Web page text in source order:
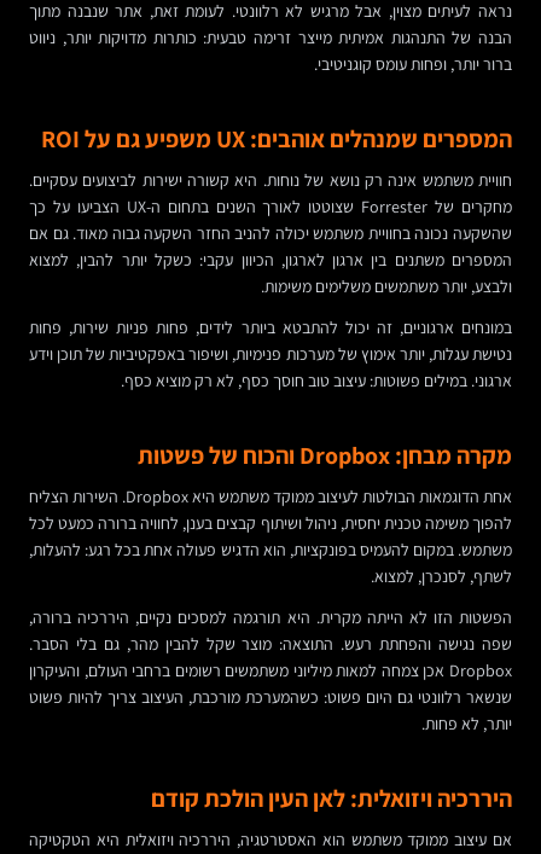
נראה לעיתים מצוין, אבל מרגיש לא רלוונטי. לעומת זאת, אתר שנבנה מתוך
הבנה של התנהגות אמיתית מייצר זרימה טבעית: כותרות מדויקות יותר, ניווט
ברור יותר, ופחות עומס קוגניטיבי.
המספרים שמנהלים אוהבים: UX משפיע גם על ROI
חוויית משתמש אינה רק נושא של נוחות. היא קשורה ישירות לביצועים עסקיים.
מחקרים של Forrester שצוטטו לאורך השנים בתחום ה-UX הצביעו על כך
שהשקעה נכונה בחוויית משתמש יכולה להניב החזר השקעה גבוה מאוד. גם אם
המספרים משתנים בין ארגון לארגון, הכיוון עקבי: כשקל יותר להבין, למצוא
ולבצע, יותר משתמשים משלימים משימות.
במונחים ארגוניים, זה יכול להתבטא ביותר לידים, פחות פניות שירות, פחות
נטישת עגלות, יותר אימוץ של מערכות פנימיות, ושיפור באפקטיביות של תוכן וידע
ארגוני. במילים פשוטות: עיצוב טוב חוסך כסף, לא רק מוציא כסף.
מקרה מבחן: Dropbox והכוח של פשטות
אחת הדוגמאות הבולטות לעיצוב ממוקד משתמש היא Dropbox. השירות הצליח
להפוך משימה טכנית יחסית, ניהול ושיתוף קבצים בענן, לחוויה ברורה כמעט לכל
משתמש. במקום להעמיס בפונקציות, הוא הדגיש פעולה אחת בכל רגע: להעלות,
לשתף, לסנכרן, למצוא.
הפשטות הזו לא הייתה מקרית. היא תורגמה למסכים נקיים, היררכיה ברורה,
שפה נגישה והפחתת רעש. התוצאה: מוצר שקל להבין מהר, גם בלי הסבר.
Dropbox אכן צמחה למאות מיליוני משתמשים רשומים ברחבי העולם, והעיקרון
שנשאר רלוונטי גם היום פשוט: כשהמערכת מורכבת, העיצוב צריך להיות פשוט
יותר, לא פחות.
היררכיה ויזואלית: לאן העין הולכת קודם
אם עיצוב ממוקד משתמש הוא האסטרטגיה, היררכיה ויזואלית היא הטקטיקה